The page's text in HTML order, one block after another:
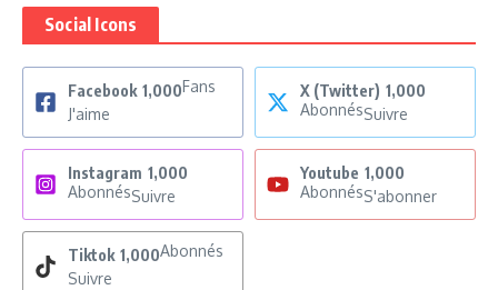
Social Icons
Facebook 1,000Fans
J'aime
X (Twitter) 1,000
AbonnésSuivre
Instagram 1,000
AbonnésSuivre
Youtube 1,000
AbonnésS'abonner
Tiktok 1,000Abonnés
Suivre